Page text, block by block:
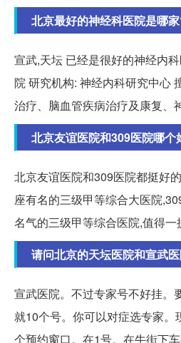
北京最好的神经科医院是哪
宣武,天坛 已经是很好的神经内
院 研究机构: 神经内科研究中心
治疗、脑血管疾病治疗及康复、
北京友谊医院和309医院哪个
北京友谊医院和309医院都挺好
座有名的三级甲等综合大医院
名气的三级甲等综合医院,值得一
请问北京的天坛医院和宣武
宣武医院。不过专家号不好挂。
就10个号。你可以对症选专家。
个预约窗口。在1号。在牛街下车